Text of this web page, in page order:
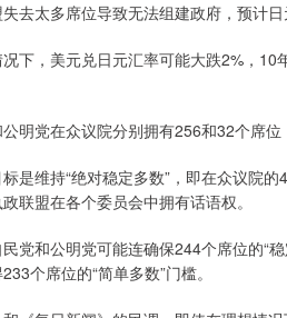
去太多席位导致无法组建政府，预计
，美元兑日元汇率可能大跌2%，10
党在众议院分别拥有256和32个席位
维持“绝对稳定多数”，即在众议院的
联盟在各个委员会中拥有话语权。
和公明党可能连确保244个席位的“
个席位的“简单多数”门槛。